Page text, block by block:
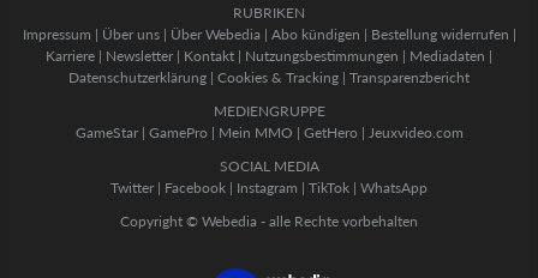
RUBRIKEN
Impressum | Über uns| Über Webedia | Abo kündigen | Bestellung widerrufen |
Karriere | Newsletter | Kontakt | Nutzungsbestimmungen | Mediadaten |
Datenschutzerklärung | Cookies & Tracking | Transparenzbericht
MEDIENGRUPPE
GameStar| GamePro | Mein MMO | GetHero | Jeuxvideo.com
SOCIAL MEDIA
Twitter | Facebook | Instagram | TikTok | WhatsApp
Copyright © Webedia - alle Rechte vorbehalten